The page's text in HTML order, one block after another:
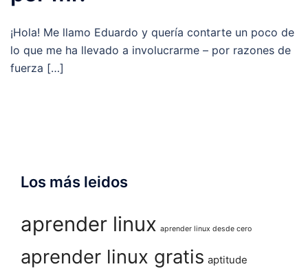
¡Hola! Me llamo Eduardo y quería contarte un poco de
lo que me ha llevado a involucrarme – por razones de
fuerza […]
Los más leidos
aprender linux aprender linux desde cero
aprender linux gratis aptitude